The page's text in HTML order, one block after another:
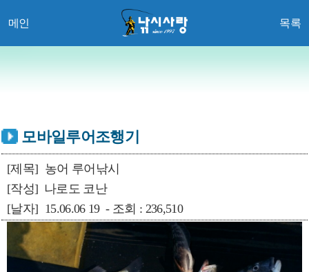
메인 목록
모바일루어조행기
[제목] 농어 루어낚시
[작성] 나로도 코난
[날자] 15.06.06 19 - 조회 : 236,510